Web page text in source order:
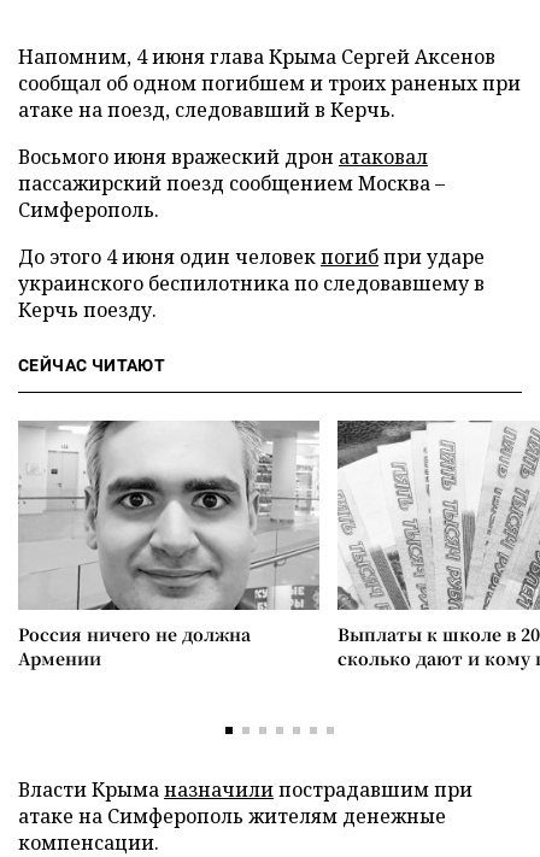
Напомним, 4 июня глава Крыма Сергей Аксенов
сообщал об одном погибшем и троих раненых при
атаке на поезд, следовавший в Керчь.
Восьмого июня вражеский дрон атаковал
пассажирский поезд сообщением Москва –
Симферополь.
До этого 4 июня один человекпогибпри ударе
украинского беспилотника по следовавшему в
Керчь поезду.
СЕЙЧАС ЧИТАЮТ
Россия ничего не должна
Армении
Выплаты к школе в
сколько дают и
Власти Крыманазначилипострадавшим при
атаке на Симферополь жителям денежные
компенсации.